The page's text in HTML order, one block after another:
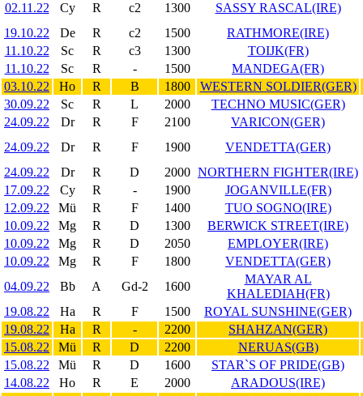
02.11.22
Cy R c2 1300
SASSY RASCAL(IRE)
19.10.22
De R c2 1500
RATHMORE(IRE)
11.10.22
Sc R c3 1300
TOIJK(FR)
11.10.22
Sc R - 1500
MANDEGA(FR)
03.10.22
Ho R B 1800
WESTERN SOLDIER(GER)
30.09.22
Sc R L 2000
TECHNO MUSIC(GER)
24.09.22
Dr R F 2100
VARICON(GER)
24.09.22
Dr R F 1900
VENDETTA(GER)
24.09.22
Dr R D 2000 NORTHERN FIGHTER(IRE)
17.09.22
Cy R - 1900
JOGANVILLE(FR)
12.09.22
Mü R F 1400
TUO SOGNO(IRE)
10.09.22
Mg R D 1300
BERWICK STREET(IRE)
10.09.22
Mg R D 2050
EMPLOYER(IRE)
10.09.22
Mg R F 1800
VENDETTA(GER)
04.09.22
Bb A Gd-2 1600
MAYAR AL
KHALEDIAH(FR)
19.08.22
Ha R F 1500
ROYAL SUNSHINE(GER)
19.08.22
Ha R - 2200
SHAHZAN(GER)
15.08.22
Mü R D 2200
NERUAS(GB)
15.08.22
Mü R D 1600
STAR`S OF PRIDE(GB)
14.08.22
Ho R E 2000
ARADOUS(IRE)